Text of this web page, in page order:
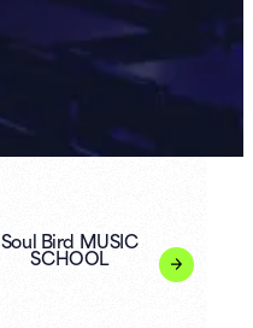
Soul Bird MUSIC
SCHOOL